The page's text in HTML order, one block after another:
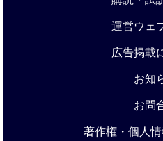
運営ウェ
広告掲載
お知
お問
著作権・個人